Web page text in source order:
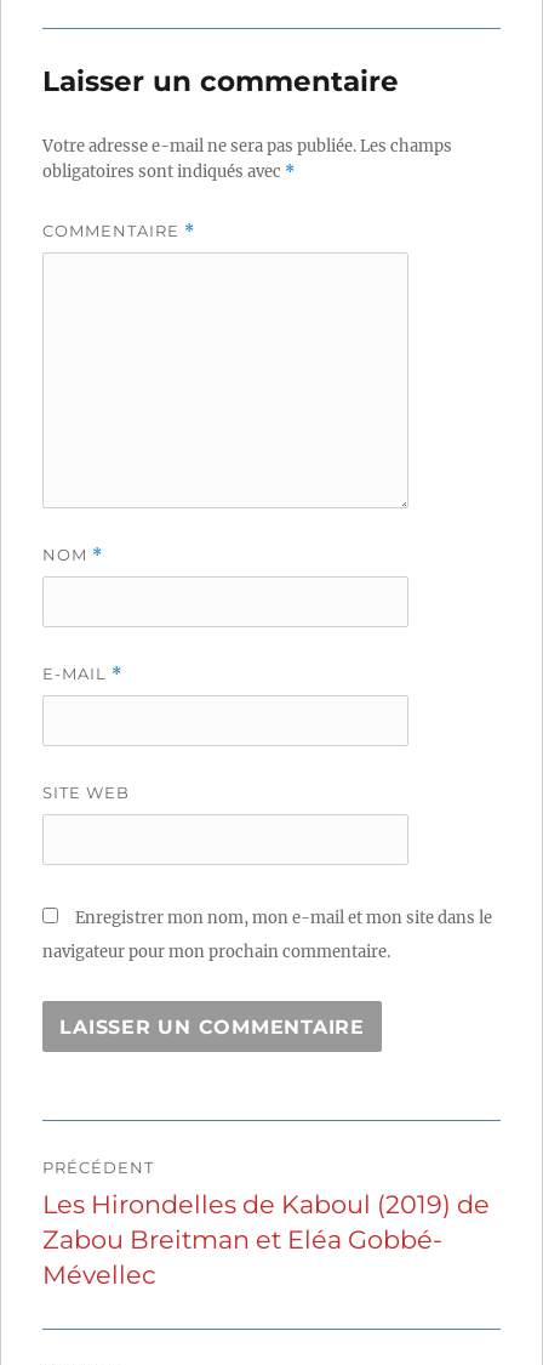
Laisser un commentaire
Votre adresse e-mail ne sera pas publiée.Les champs
obligatoires sont indiqués avec *
COMMENTAIRE *
NOM *
E-MAIL *
SITE WEB
Enregistrer mon nom, mon e-mail et mon site dans le
navigateur pour mon prochain commentaire.
de
l’article
PRÉCÉDENT
Publication
précédente :
Les Hirondelles de Kaboul (2019) de
Zabou Breitman et Eléa Gobbé-
Mévellec